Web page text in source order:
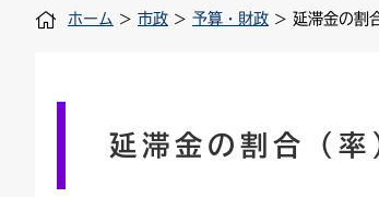
税金
小学校一覧
募集
職員採用
ホーム > 市政 > 予算・財政 > 延滞金の割
延滞金の割合（率